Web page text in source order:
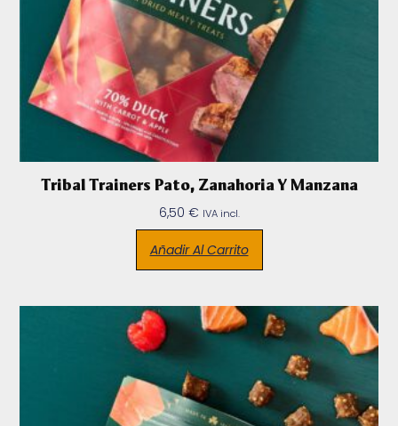
Tribal Trainers Pato, Zanahoria Y Manzana
6,50 € IVA incl.
Añadir Al Carrito